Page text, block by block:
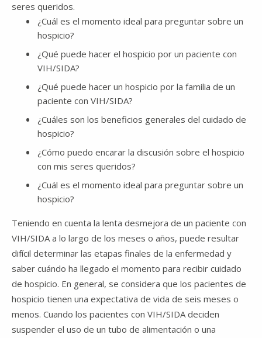
seres queridos.
¿Cuál es el momento ideal para preguntar sobre un
hospicio?
¿Qué puede hacer el hospicio por un paciente con
VIH/SIDA?
¿Qué puede hacer un hospicio por la familia de un
paciente con VIH/SIDA?
¿Cuáles son los beneficios generales del cuidado de
hospicio?
¿Cómo puedo encarar la discusión sobre el hospicio
con mis seres queridos?
¿Cuál es el momento ideal para preguntar sobre un
hospicio?
Teniendo en cuenta la lenta desmejora de un paciente con
VIH/SIDA a lo largo de los meses o años, puede resultar
difícil determinar las etapas finales de la enfermedad y
saber cuándo ha llegado el momento para recibir cuidado
de hospicio. En general, se considera que los pacientes de
hospicio tienen una expectativa de vida de seis meses o
menos. Cuando los pacientes con VIH/SIDA deciden
suspender el uso de un tubo de alimentación o una